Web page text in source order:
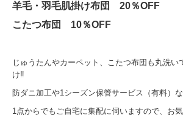
羊毛・羽毛肌掛け布団 20％OFF
こたつ布団 10％OFF
じゅうたんやカーペット、こたつ布団も丸洗い
け‼
防ダニ加工や1シーズン保管サービス（有料）な
1点からでもご自宅に集配に伺いますので、お